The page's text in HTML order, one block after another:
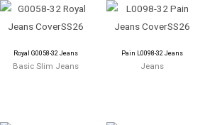
Royal G0058-32 Jeans
Basic Slim Jeans
Pain L0098-32 Jeans
Jeans